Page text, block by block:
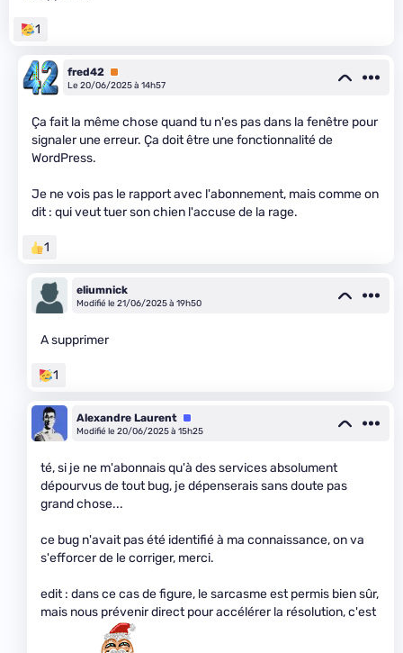
1
fred42 Premium
Le 20/06/2025 à 14h57
Ça fait la même chose quand tu n'es pas dans la fenêtre pour
signaler une erreur. Ça doit être une fonctionnalité de
WordPress.
Je ne vois pas le rapport avec l'abonnement, mais comme on
dit : qui veut tuer son chien l'accuse de la rage.
1
eliumnick
Modifié le 21/06/2025 à 19h50
A supprimer
1
Alexandre Laurent Équipe
Modifié le 20/06/2025 à 15h25
té, si je ne m'abonnais qu'à des services absolument
dépourvus de tout bug, je dépenserais sans doute pas
grand chose...
ce bug n'avait pas été identifié à ma connaissance, on va
s'efforcer de le corriger, merci.
edit : dans ce cas de figure, le sarcasme est permis bien sûr,
mais nous prévenir direct pour accélérer la résolution, c'est